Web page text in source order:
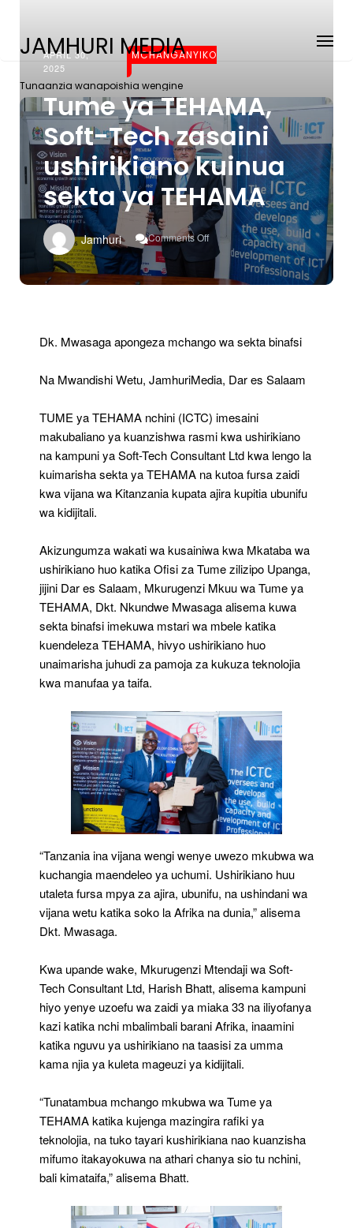
JAMHURI MEDIA
Tunaanzia wanapoishia wengine
APRIL 30,
2025
MCHANGANYIKO
Tume ya TEHAMA,
Soft-Tech zasaini
ushirikiano kuinua
sekta ya TEHAMA
Jamhuri Comments Off
On
Tume
Ya
TEHAMA,
Ushirikiano
Kuinua
Ya
Dk. Mwasaga apongeza mchango wa sekta binafsi
Na Mwandishi Wetu, JamhuriMedia, Dar es Salaam
TUME ya TEHAMA nchini (ICTC) imesaini
makubaliano ya kuanzishwa rasmi kwa ushirikiano
na kampuni ya Soft-Tech Consultant Ltd kwa lengo la
kuimarisha sekta ya TEHAMA na kutoa fursa zaidi
kwa vijana wa Kitanzania kupata ajira kupitia ubunifu
wa kidijitali.
Akizungumza wakati wa kusainiwa kwa Mkataba wa
ushirikiano huo katika Ofisi za Tume zilizipo Upanga,
jijini Dar es Salaam, Mkurugenzi Mkuu wa Tume ya
TEHAMA, Dkt. Nkundwe Mwasaga alisema kuwa
sekta binafsi imekuwa mstari wa mbele katika
kuendeleza TEHAMA, hivyo ushirikiano huo
unaimarisha juhudi za pamoja za kukuza teknolojia
kwa manufaa ya taifa.
“Tanzania ina vijana wengi wenye uwezo mkubwa wa
kuchangia maendeleo ya uchumi. Ushirikiano huu
utaleta fursa mpya za ajira, ubunifu, na ushindani wa
vijana wetu katika soko la Afrika na dunia,” alisema
Dkt. Mwasaga.
Kwa upande wake, Mkurugenzi Mtendaji wa Soft-
Tech Consultant Ltd, Harish Bhatt, alisema kampuni
hiyo yenye uzoefu wa zaidi ya miaka 33 na iliyofanya
kazi katika nchi mbalimbali barani Afrika, inaamini
katika nguvu ya ushirikiano na taasisi za umma
kama njia ya kuleta mageuzi ya kidijitali.
“Tunatambua mchango mkubwa wa Tume ya
TEHAMA katika kujenga mazingira rafiki ya
teknolojia, na tuko tayari kushirikiana nao kuanzisha
mifumo itakayokuwa na athari chanya sio tu nchini,
bali kimataifa,” alisema Bhatt.